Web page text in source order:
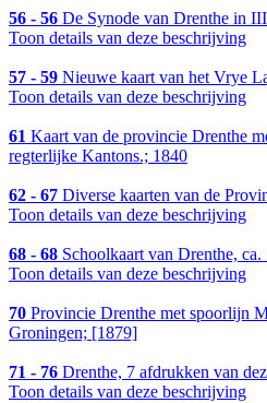
56 - 56 De Synode van Drenthe in
Toon details van deze beschrijving
57 - 59 Nieuwe kaart van het Vrye
Toon details van deze beschrijving
61 Kaart van de provincie Drenthe
regterlijke Kantons.; 1840
62 - 67 Diverse kaarten van de
Toon details van deze beschrijving
68 - 68 Schoolkaart van Drenthe, ca.
Toon details van deze beschrijving
70 Provincie Drenthe met spoorlijn
Groningen; [1879]
71 - 76 Drenthe, 7 afdrukken van
Toon details van deze beschrijving